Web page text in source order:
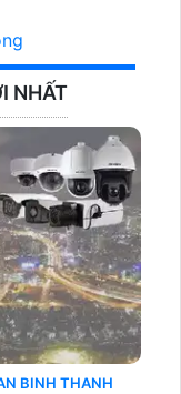
NHẤT
BINH THANH